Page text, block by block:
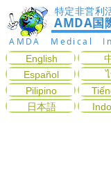
AMDA国
特定非営利
AMDA Medical
English
Español
Pilipino
日本語